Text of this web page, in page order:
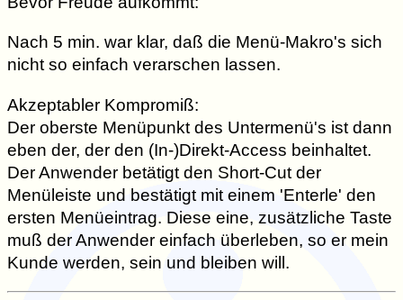
Nach 5 min. war klar, daß die Menü-Makro's sich
nicht so einfach verarschen lassen.
Akzeptabler Kompromiß:
Der oberste Menüpunkt des Untermenü's ist dann
eben der, der den (In-)Direkt-Access beinhaltet.
Der Anwender betätigt den Short-Cut der
Menüleiste und bestätigt mit einem 'Enterle' den
ersten Menüeintrag. Diese eine, zusätzliche Taste
muß der Anwender einfach überleben, so er mein
Kunde werden, sein und bleiben will.